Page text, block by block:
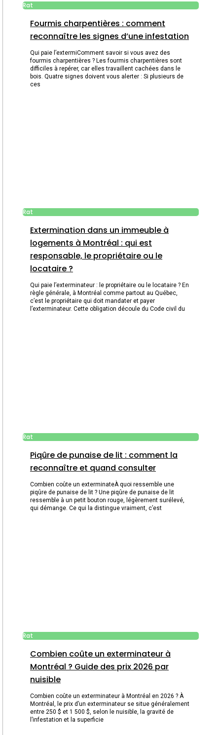
Rat
Fourmis charpentières : comment
reconnaître les signes d’une infestation
Qui paie l’extermiComment savoir si vous avez des
fourmis charpentières ? Les fourmis charpentières sont
difficiles à repérer, car elles travaillent cachées dans le
bois. Quatre signes doivent vous alerter : Si plusieurs de
ces
Rat
Extermination dans un immeuble à
logements à Montréal : qui est
responsable, le propriétaire ou le
locataire ?
Qui paie l’exterminateur : le propriétaire ou le locataire ? En
règle générale, à Montréal comme partout au Québec,
c’est le propriétaire qui doit mandater et payer
l’exterminateur. Cette obligation découle du Code civil du
Rat
Piqûre de punaise de lit : comment la
reconnaître et quand consulter
Combien coûte un exterminateÀ quoi ressemble une
piqûre de punaise de lit ? Une piqûre de punaise de lit
ressemble à un petit bouton rouge, légèrement surélevé,
qui démange. Ce qui la distingue vraiment, c’est
Rat
Combien coûte un exterminateur à
Montréal ? Guide des prix 2026 par
nuisible
Combien coûte un exterminateur à Montréal en 2026 ? À
Montréal, le prix d’un exterminateur se situe généralement
entre 250 $ et 1 500 $, selon le nuisible, la gravité de
l’infestation et la superficie